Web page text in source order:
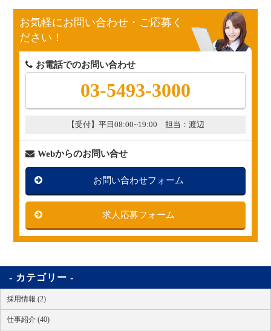
お気軽にお問い合わせ・ご応募く
ださい！
お電話でのお問い合わせ
03-5493-3000
【受付】平日08:00~19:00 担当：渡辺
Webからのお問い合せ
お問い合わせフォーム
求人応募フォーム
カテゴリー
採用情報 (2)
仕事紹介 (40)